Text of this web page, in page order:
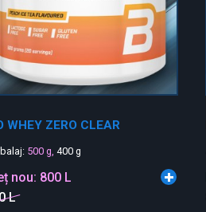
WHEY ZERO CLEAR
500 g, 400 g
nou: 800 L
L